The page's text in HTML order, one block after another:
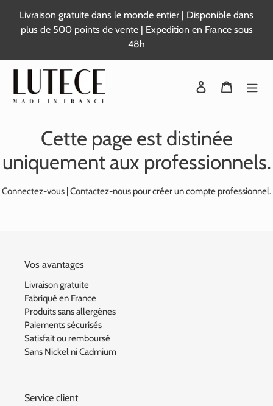
contenu
Livraison gratuite dans le monde entier | Disponible dans
plus de 500 points de vente | Expedition en France sous
48h
Se connecter
Panier
Cette page est distinée
uniquement aux professionnels.
Connectez-vous Contactez-nous pour créer un compte professionnel.
Vos avantages
Livraison gratuite
Fabriqué en France
Produits sans allergènes
Paiements sécurisés
Satisfait ou remboursé
Sans Nickel ni Cadmium
Service client